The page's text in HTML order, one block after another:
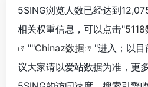
5SING浏览人数已经达到
相关权重信息，可以点击"5118
""Chinaz数据
"进入；以
议大家请以爱站数据为准，更